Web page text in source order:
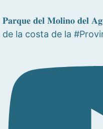
𝐏𝐚𝐫𝐪𝐮𝐞 𝐝𝐞𝐥 𝐌𝐨𝐥𝐢𝐧𝐨 𝐝𝐞𝐥
de la costa de la